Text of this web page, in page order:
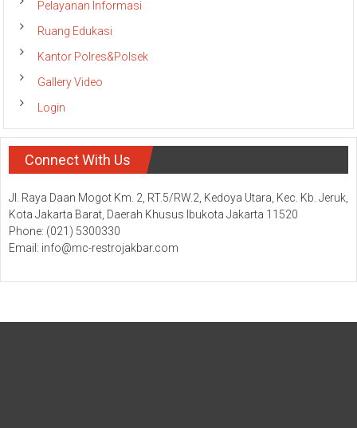
Pelayanan Informasi
Ruang Edukasi
Kantor Polres&Polsek
Gallery Video
Login
Connect With Us
Jl. Raya Daan Mogot Km. 2, RT.5/RW.2, Kedoya Utara, Kec. Kb. Jeruk,
Kota Jakarta Barat, Daerah Khusus Ibukota Jakarta 11520
Phone: (021) 5300330
Email: info@mc-restrojakbar.com